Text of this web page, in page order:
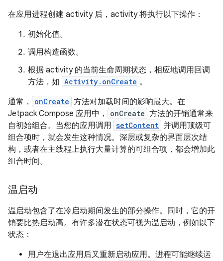
在应用进程创建 activity 后，activity 将执行以下操作：
初始化值。
调用构造函数。
根据 activity 的当前生命周期状态，相应地调用回调
方法，如 Activity.onCreate 。
通常，
onCreate 方法对加载时间的影响最大。在
Jetpack Compose 应用中，
onCreate 方法的开销通常来
自初始组合。当您的应用调用 setContent 并调用顶级可
组合项时，就会发生这种情况。深层或复杂的界面层次结
构，或者在主线程上执行大量计算的可组合项，都会增加此
组合时间。
温启动
温启动包含了在冷启动期间发生的部分操作。同时，它的开
销要比热启动高。有许多潜在状态可视为温启动，例如以下
状态：
用户在退出应用后又重新启动应用。进程可能继续运